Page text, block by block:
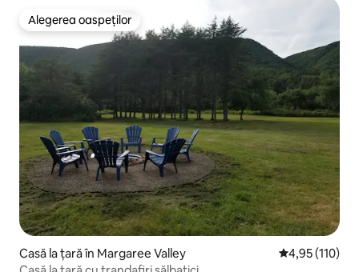
Alegerea oaspeților
Alegerea oaspeților
Casă la țară în Margaree Valley Scor mediu
4,95 (110)